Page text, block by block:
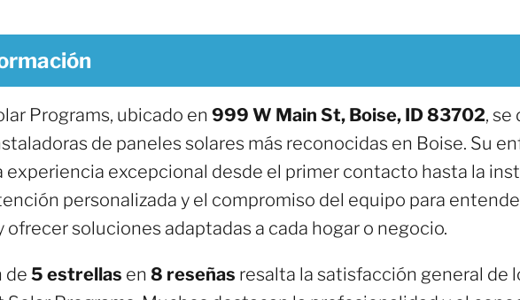
Programs, ubicado en 999 W Main St, Boise, ID 83702, se
de paneles solares más reconocidas en Boise. Su
experiencia excepcional desde el primer contacto hasta la
personalizada y el compromiso del equipo para
ofrecer soluciones adaptadas a cada hogar o negocio.
de 5 estrellas en 8 reseñas resalta la satisfacción general de